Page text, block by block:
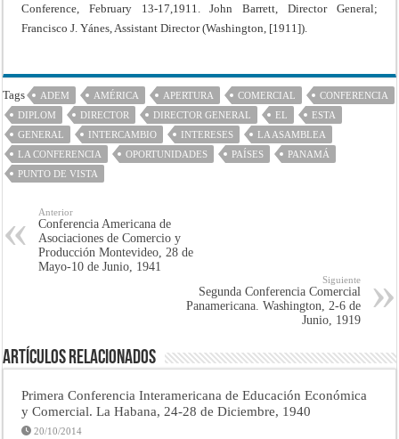
Conference, February 13-17,1911. John Barrett, Director General;
Francisco J. Yánes, Assistant Director (Washington, [1911]).
Tags ADEM AMÉRICA APERTURA COMERCIAL
CONFERENCIA
DIPLOM
DIRECTOR DIRECTOR GENERAL EL
ESTA
GENERAL
INTERCAMBIO INTERESES
LA ASAMBLEA
LA CONFERENCIA
OPORTUNIDADES PAÍSES
PANAMÁ
PUNTO DE VISTA
Anterior
Conferencia Americana de
Asociaciones de Comercio y
Producción Montevideo, 28 de
Mayo-10 de Junio, 1941
Siguiente
Segunda Conferencia Comercial
Panamericana. Washington, 2-6 de
Junio, 1919
Artículos Relacionados
Primera Conferencia Interamericana de Educación Económica
y Comercial. La Habana, 24-28 de Diciembre, 1940
20/10/2014